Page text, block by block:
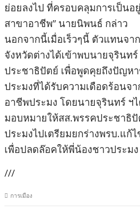
ย่อยลงไป ที่ครอบคลุมการเป็น
สาขาอาชีพ” นายนิพนธ์ กล่าว
นอกจากนี้เมื่อเร็วๆนี้ ตัวแทนจา
จังหวัดต่างได้เข้าพบนายจุรินท
ประชาธิปัตย์ เพื่อพูดคุยถึงปัญห
ประมงที่ได้รับความเดือดร้อนจ
อาชีพประมง โดยนายจุรินทร์ ฯ
มอบหมายให้สส.พรรคประชาธิ
ประมงไปเตรียมยกร่างพรบ.แก้
เพื่อปลดล๊อคให้พี่น้องชาวประม
///
การเมือง